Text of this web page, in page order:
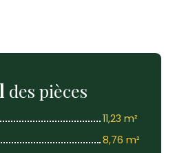
des pièces
11,23 m²
8,76 m²